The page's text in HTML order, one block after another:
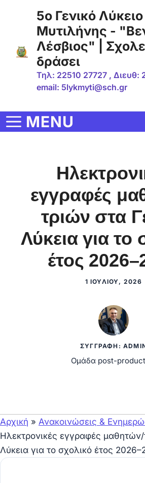
περιεχόμενο
5ο Γενικό Λύκειο
Μυτιλήνης -
Λέσβιος" |
δράσει
Τηλ: 22510 27727 , Διευθ:
email: 5lykmyti@sch.gr
MENU
εγγραφές
τριών στα
Λύκεια για το
έτος
1 ΙΟΥΛΊΟΥ, 2026
ΣΥΓΓΡΑΦΉ:
Ομάδα post-
Αρχική » Ανακοινώσεις &
Ηλεκτρονικές εγγραφές μαθητών/
Λύκεια για το σχολικό έτος